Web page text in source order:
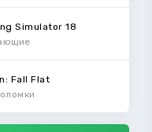
Simulator 18
Fall Flat